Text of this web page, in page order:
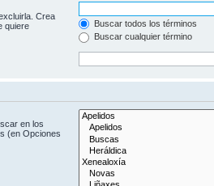
Crea
quiere
Buscar todos los términos
Buscar cualquier término
en los
(en Opciones